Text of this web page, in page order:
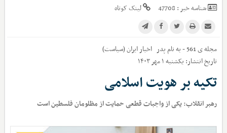
شناسه خبر : 47708 لینک کوتاه
مجله ی 561 - به نام پدر اخبارایران (سیاست)
تاریخ انتشار: یکشنبه ۱ مهر ۱۴۰۳
تکیه بر هویت اسلامی
رهبر انقلاب: یکی از واجبات قطعی حمایت از مظلومان فلسطین است